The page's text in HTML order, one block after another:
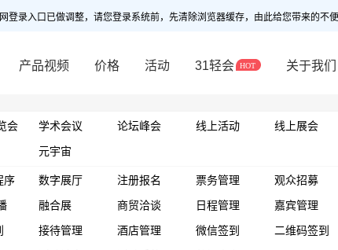
录入口已做调整，请您登录系统前，先清除浏览器缓存，由此给您带来的不
产品视频 价格 活动 31轻会 关于我们
会 学术会议 论坛峰会 线上活动 线上展会
元宇宙
序 数字展厅 注册报名 票务管理 观众招募
融合展 商贸洽谈 日程管理 嘉宾管理
接待管理 酒店管理 微信签到 二维码签到